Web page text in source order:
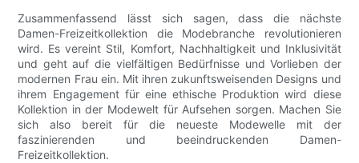
Zusammenfassend lässt sich sagen, dass die nächste
Damen-Freizeitkollektion die Modebranche revolutionieren
wird. Es vereint Stil, Komfort, Nachhaltigkeit und Inklusivität
und geht auf die vielfältigen Bedürfnisse und Vorlieben der
modernen Frau ein. Mit ihren zukunftsweisenden Designs und
ihrem Engagement für eine ethische Produktion wird diese
Kollektion in der Modewelt für Aufsehen sorgen. Machen Sie
sich also bereit für die neueste Modewelle mit der
faszinierenden und beeindruckenden Damen-
Freizeitkollektion.